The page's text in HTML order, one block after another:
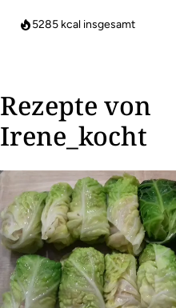
5285 kcal insgesamt
Rezepte von
Irene_kocht